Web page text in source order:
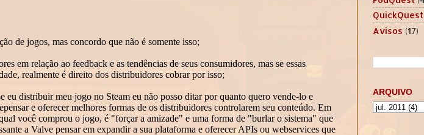
QuickQuest
Avisos (17)
ARQUIVO